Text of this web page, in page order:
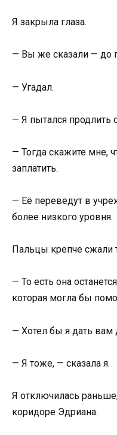
Я закрыла глаза.
— Вы же сказали — до
— Угадал.
— Я пытался продлить
— Тогда скажите мне,
заплатить.
— Её переведут в
более низкого уровня.
Пальцы крепче сжали
— То есть она
которая могла бы
— Хотел бы я дать вам
— Я тоже, — сказала я.
Я отключилась
коридоре Эдриана.